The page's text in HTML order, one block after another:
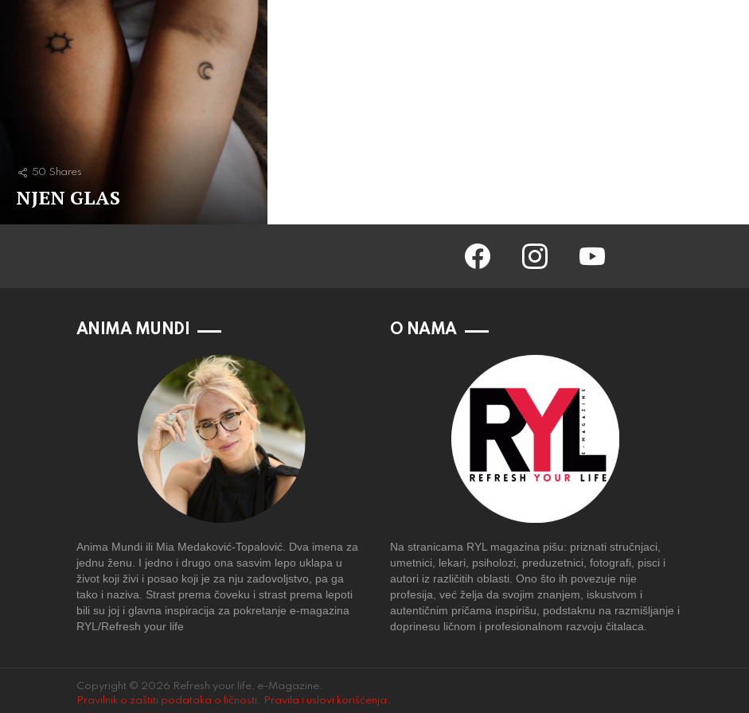
50 Shares
NJEN GLAS
facebook instagram youtube
ANIMA MUNDI
Anima Mundi ili Mia Medaković-Topalović. Dva imena za
jednu ženu. I jedno i drugo ona sasvim lepo uklapa u
život koji živi i posao koji je za nju zadovoljstvo, pa ga
tako i naziva. Strast prema čoveku i strast prema lepoti
bili su joj i glavna inspiracija za pokretanje e-magazina
RYL/Refresh your life
O NAMA
Na stranicama RYL magazina pišu: priznati stručnjaci,
umetnici, lekari, psiholozi, preduzetnici, fotografi, pisci i
autori iz različitih oblasti. Ono što ih povezuje nije
profesija, već želja da svojim znanjem, iskustvom i
autentičnim pričama inspirišu, podstaknu na razmišljanje i
doprinesu ličnom i profesionalnom razvoju čitalaca.
Copyright © 2026 Refresh your life, e-Magazine.
Pravilnik o zaštiti podataka o ličnosti . Pravila i uslovi korišćenja .